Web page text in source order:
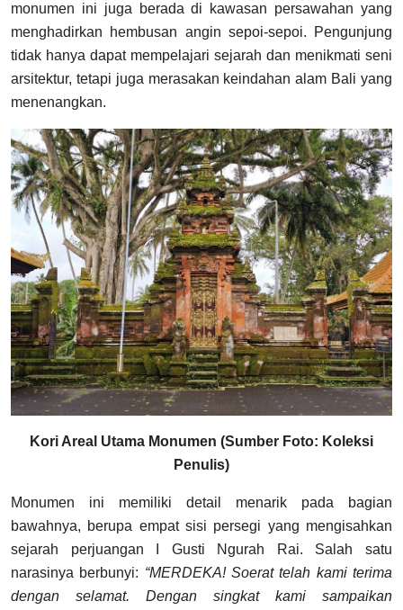
monumen ini juga berada di kawasan persawahan yang
menghadirkan hembusan angin sepoi-sepoi. Pengunjung
tidak hanya dapat mempelajari sejarah dan menikmati seni
arsitektur, tetapi juga merasakan keindahan alam Bali yang
menenangkan.
Kori Areal Utama Monumen (Sumber Foto: Koleksi
Penulis)
Monumen ini memiliki detail menarik pada bagian
bawahnya, berupa empat sisi persegi yang mengisahkan
sejarah perjuangan I Gusti Ngurah Rai. Salah satu
narasinya berbunyi: “MERDEKA! Soerat telah kami terima
dengan selamat. Dengan singkat kami sampaikan